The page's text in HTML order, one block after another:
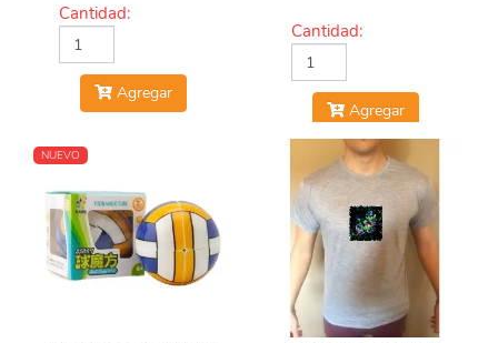
Cantidad:
Agregar
Cantidad:
Agregar
NUEVO